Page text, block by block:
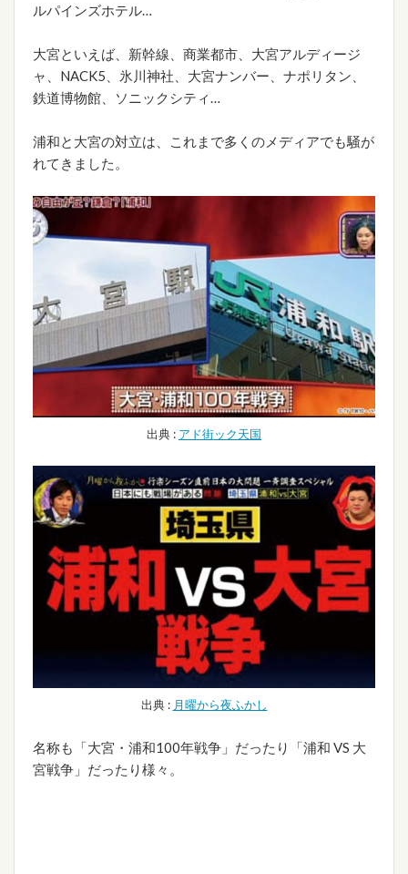
ルパインズホテル…
大宮といえば、新幹線、商業都市、大宮アルディージ
ャ、NACK5、氷川神社、大宮ナンバー、ナポリタン、
鉄道博物館、ソニックシティ…
浦和と大宮の対立は、これまで多くのメディアでも騒が
れてきました。
出典 : アド街ック天国
出典 : 月曜から夜ふかし
名称も「大宮・浦和100年戦争」だったり「浦和 VS 大
宮戦争」だったり様々。